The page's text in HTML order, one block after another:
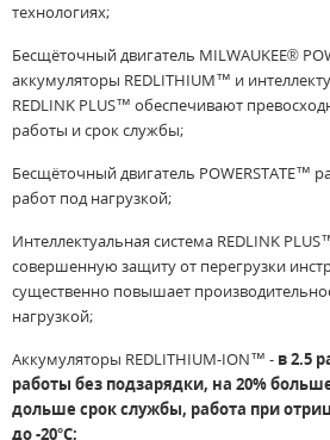
технологиях;
Бесщёточный двигатель MILWAUKEE®
аккумуляторы REDLITHIUM™ и
REDLINK PLUS™ обеспечивают
работы и срок службы;
Бесщёточный двигатель POWERSTATE™
работ под нагрузкой;
Интеллектуальная система REDLINK
совершенную защиту от перегрузки
существенно повышает
нагрузкой;
Аккумуляторы REDLITHIUM-ION™ - в 2.5
работы без подзарядки, на 20%
дольше срок службы, работа при
до -20°С;